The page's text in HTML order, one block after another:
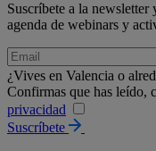
Suscríbete a la
agenda de webinars y
¿Vives en Valencia o
Confirmas que has leído,
privacidad
Suscríbete